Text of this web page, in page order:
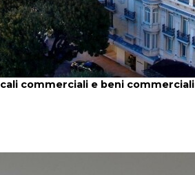
commerciali e beni commerciali